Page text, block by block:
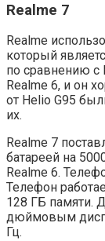
Realme 7
Realme
который
по сравнению с
Realme 6, и он
от Helio G95
их.
Realme 7
батареей на
Realme 6.
Телефон
128 ГБ памяти.
дюймовым
Гц.